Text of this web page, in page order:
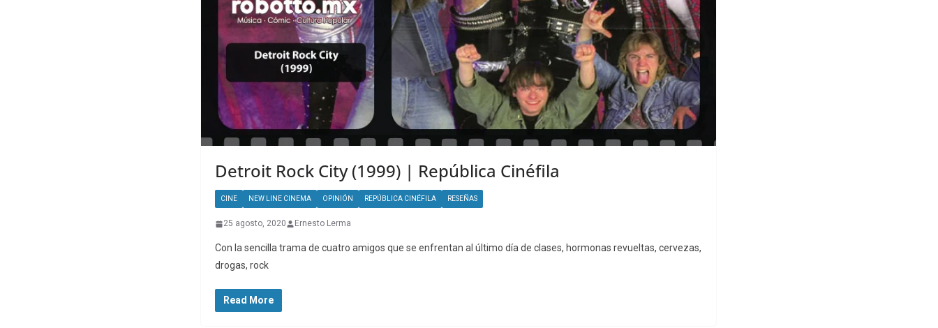
Detroit Rock City (1999) | República Cinéfila
CINE NEW LINE CINEMA OPINIÓN REPÚBLICA CINÉFILA RESEÑAS
25 agosto, 2020 Ernesto Lerma
Con la sencilla trama de cuatro amigos que se enfrentan al último día de clases, hormonas revueltas, cervezas,
drogas, rock
Read More